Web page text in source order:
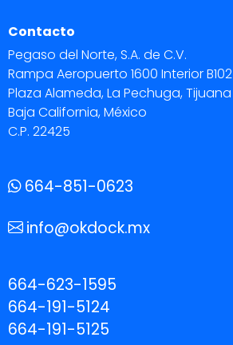
Contacto
Pegaso del Norte, S.A. de C.V.
Rampa Aeropuerto 1600 Interior B102
Plaza Alameda, La Pechuga, Tijuana
Baja California, México
C.P. 22425
664-851-0623
info@okdock.mx
664-623-1595
664-191-5124
664-191-5125